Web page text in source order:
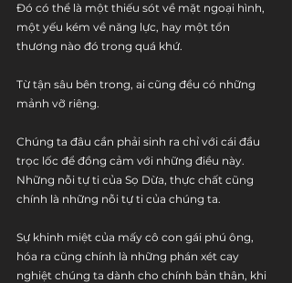
Đó có thể là một thiếu sót về mặt ngoại hình,
một yếu kém về năng lực, hay một tổn
thương nào đó trong quá khứ.
Từ tận sâu bên trong, ai cũng đều có những
mảnh vỡ riêng.
Chúng ta đâu cần phải sinh ra chỉ với cái đầu
trọc lốc để đồng cảm với những điều này.
Những nỗi tự ti của Sọ Dừa, thực chất cũng
chính là những nỗi tự ti của chúng ta.
Sự khinh miệt của mấy cô con gái phú ông,
hóa ra cũng chính là những phán xét cay
nghiệt chúng ta dành cho chính bản thân, khi